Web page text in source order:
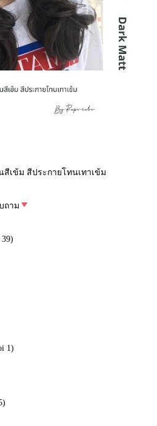
เข้ม สีประกายโทนเทาเข้ม
ถาม
1)